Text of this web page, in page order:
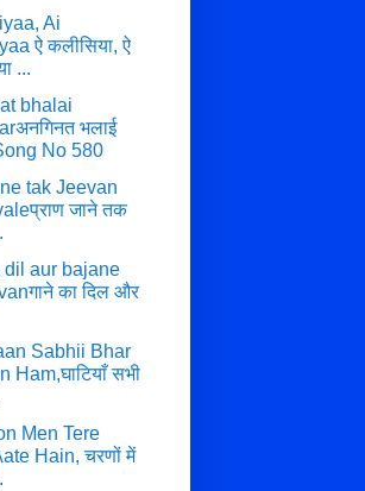
Ai
ऐ कलीसिया, ऐ
...
bhalai
भलाई
No 580
tak Jeevan
जाने तक
dil aur bajane
का दिल और
Sabhii Bhar
Ham,घाटियाँ सभी
Men Tere
Hain, चरणों में